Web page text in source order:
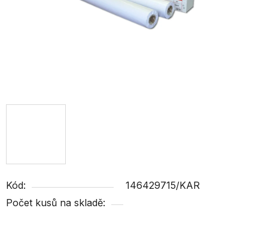
Kód:
146429715/KAR
Počet kusů na skladě: